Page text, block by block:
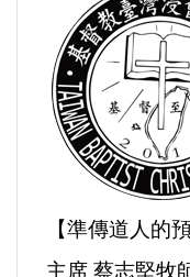
【準傳道人的
主席 蔡志堅牧